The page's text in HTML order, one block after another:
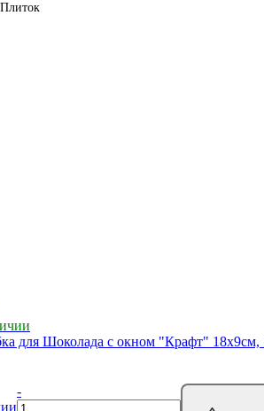
для Шоколада с окном "Крафт" 18х9см,
-